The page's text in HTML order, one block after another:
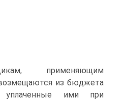
применяющим
из бюджета
ими при